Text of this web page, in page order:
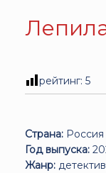
рейтинг: 5
Страна: Россия
Год выпуска:
Жанр: